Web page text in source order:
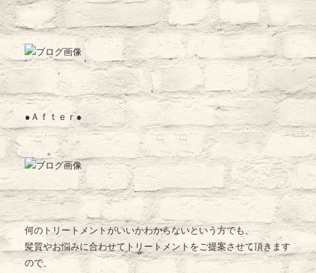
●Ａｆｔｅｒ●
何のトリートメントがいいかわからないという方でも、
髪質やお悩みに合わせてトリートメントをご提案させて頂きます
ので、